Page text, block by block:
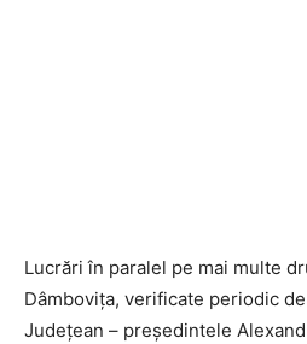
Lucrări în paralel pe mai multe
Dâmbovița, verificate periodic
Județean – președintele